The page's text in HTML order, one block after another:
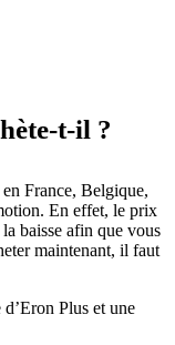
t-il ?
France, Belgique,
En effet, le prix
baisse afin que vous
maintenant, il faut
Plus et une